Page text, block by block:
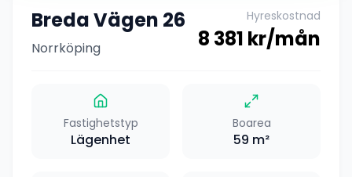
Breda Vägen 26
Norrköping
Hyreskostnad
8 381 kr/mån
Fastighetstyp
Lägenhet
Boarea
59 m²